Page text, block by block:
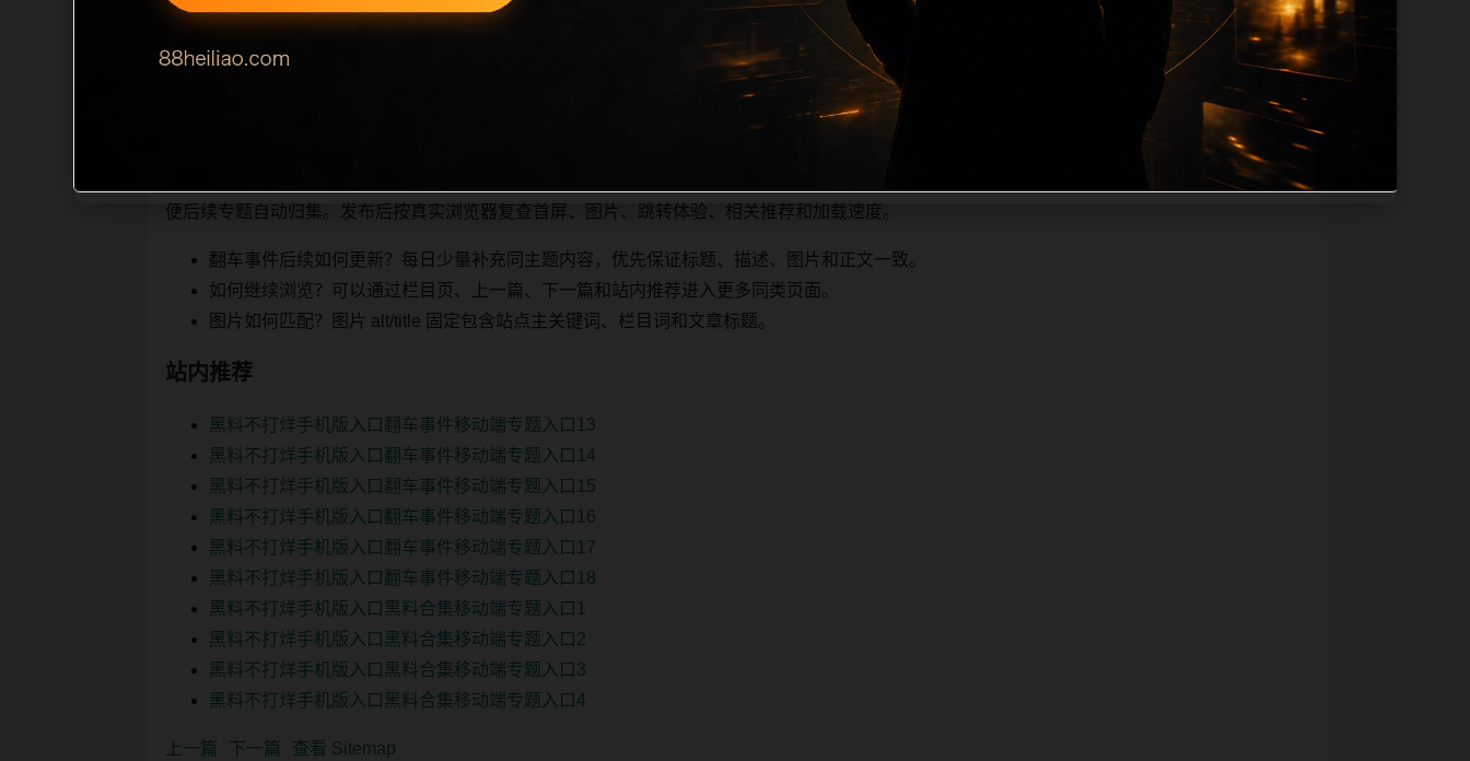
索引擎理解，也能让真实
用户顺着栏目继续浏览。同站连续更新时避免重复标题和重复首段，优先补充不同关键词、不同栏目词和不同问题角度。栏目页则保留清晰入口，方
便后续专题自动归集。发布后按真实浏览器复查首屏、图片、跳转体验、相关推荐和加载速度。
翻车事件后续如何更新？每日少量补充同主题内容，优先保证标题、描述、图片和正文一致。
如何继续浏览？可以通过栏目页、上一篇、下一篇和站内推荐进入更多同类页面。
图片如何匹配？图片 alt/title 固定包含站点主关键词、栏目词和文章标题。
站内推荐
黑料不打烊手机版入口翻车事件移动端专题入口13
黑料不打烊手机版入口翻车事件移动端专题入口14
黑料不打烊手机版入口翻车事件移动端专题入口15
黑料不打烊手机版入口翻车事件移动端专题入口16
黑料不打烊手机版入口翻车事件移动端专题入口17
黑料不打烊手机版入口翻车事件移动端专题入口18
黑料不打烊手机版入口黑料合集移动端专题入口1
黑料不打烊手机版入口黑料合集移动端专题入口2
黑料不打烊手机版入口黑料合集移动端专题入口3
黑料不打烊手机版入口黑料合集移动端专题入口4
上一篇 下一篇 查看 Sitemap